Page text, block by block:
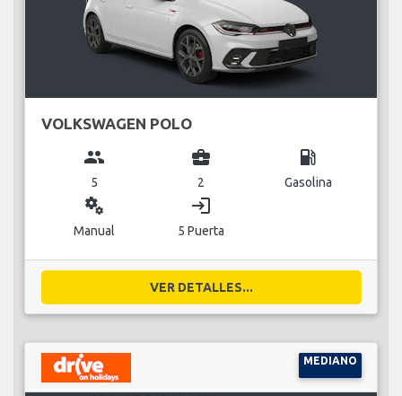
VOLKSWAGEN POLO
group
5
business_center
2
local_gas_station
Gasolina
miscellaneous_services
Manual
login
5 Puerta
VER DETALLES...
MEDIANO